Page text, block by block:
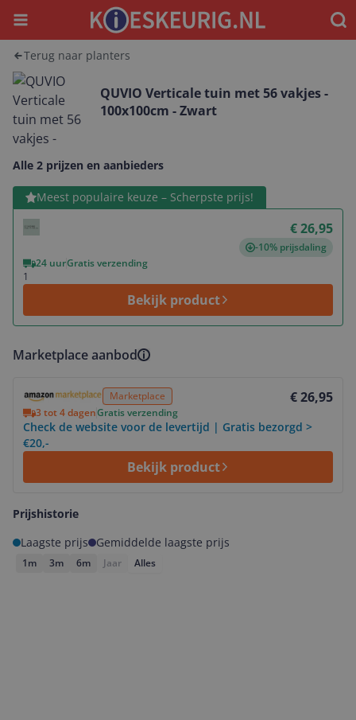
Menu
Terug naar planters
QUVIO Verticale tuin met 56 vakjes -
100x100cm - Zwart
Alle 2 prijzen en aanbieders
Meest populaire keuze – Scherpste prijs!
€ 26,95
-10% prijsdaling
24 uurGratis verzending
1
Bekijk product
Bekijk product
Marketplace aanbod
Marketplace € 26,95
3 tot 4 dagenGratis verzending
Check de website voor de levertijd | Gratis bezorgd >
€20,-
Bekijk product
Prijshistorie
Laagste prijs
Gemiddelde laagste prijs
1m 3m 6m Jaar Alles